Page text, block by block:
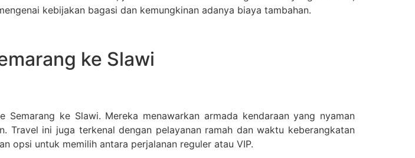
kebijakan bagasi dan kemungkinan adanya biaya tambahan.
ke Slawi
ke Slawi. Mereka menawarkan armada kendaraan yang nyaman
Travel ini juga terkenal dengan pelayanan ramah dan waktu keberangkatan
opsi untuk memilih antara perjalanan reguler atau VIP.